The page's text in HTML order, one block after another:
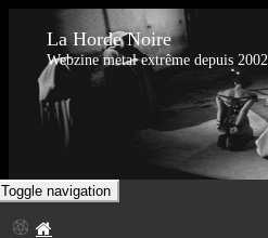
La Horde Noire
Webzine metal extrême depuis 2002
Toggle navigation